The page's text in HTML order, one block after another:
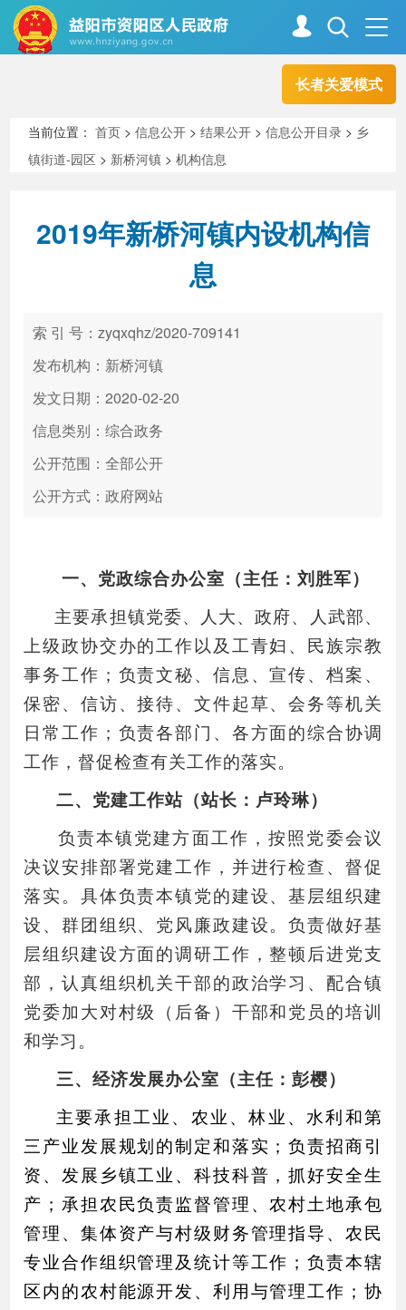
长者关爱模式
走进资阳
新闻中心 解读回应
政务服务
高效办成一件事
当前位置：首页 >信息公开 >结果公开 >信息公开目录 > 乡
镇街道-园区 > 新桥河镇 >机构信息
2019年新桥河镇内设机构信
息
索 引 号：zyqxqhz/2020-709141
发布机构：新桥河镇
发文日期：2020-02-20
信息类别：综合政务
公开范围：全部公开
公开方式：政府网站
一、党政综合办公室（主任：刘胜军）
主要承担镇党委、人大、政府、人武部、
上级政协交办的工作以及工青妇、民族宗教
事务工作；负责文秘、信息、宣传、档案、
保密、信访、接待、文件起草、会务等机关
日常工作；负责各部门、各方面的综合协调
工作，督促检查有关工作的落实。
二、党建工作站（站长：卢玲琳）
负责本镇党建方面工作，按照党委会议
决议安排部署党建工作，并进行检查、督促
落实。具体负责本镇党的建设、基层组织建
设、群团组织、党风廉政建设。负责做好基
层组织建设方面的调研工作，整顿后进党支
部，认真组织机关干部的政治学习、配合镇
党委加大对村级（后备）干部和党员的培训
和学习。
三、经济发展办公室（主任：彭樱）
主要承担工业、农业、林业、水利和第
三产业发展规划的制定和落实；负责招商引
资、发展乡镇工业、科技科普，抓好安全生
产；承担农民负责监督管理、农村土地承包
管理、集体资产与村级财务管理指导、农民
专业合作组织管理及统计等工作；负责本辖
区内的农村能源开发、利用与管理工作；协